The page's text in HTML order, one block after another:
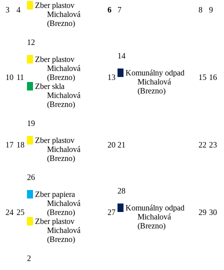
3 4
Zber plastov
Michalová
(Brezno)
6 7 8 9
10 11
12
Zber plastov
Michalová
(Brezno)
Zber skla
Michalová
(Brezno)
13
14
Komunálny odpad
Michalová
(Brezno)
15 16
17 18
19
Zber plastov
Michalová
(Brezno)
20 21 22 23
24 25
26
Zber papiera
Michalová
(Brezno)
Zber plastov
Michalová
(Brezno)
27
28
Komunálny odpad
Michalová
(Brezno)
29 30
2